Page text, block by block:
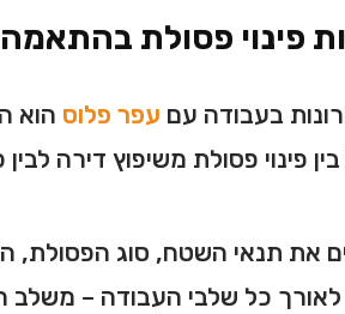
פינוי פסולת
בעבודה עם עפר פלוס הוא
פינוי פסולת משיפוץ דירה
את תנאי השטח, סוג הפסולת,
לאורך כל שלבי העבודה –